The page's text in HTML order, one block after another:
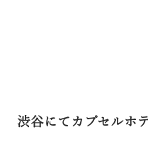
渋谷にてカプセルホ